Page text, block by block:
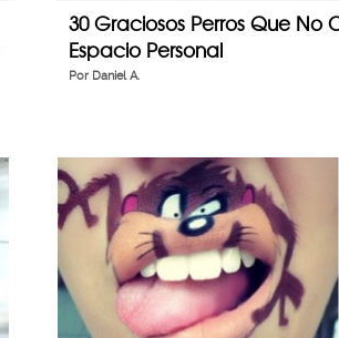
30 Graciosos Perros Que
Espacio Personal
Por Daniel A.